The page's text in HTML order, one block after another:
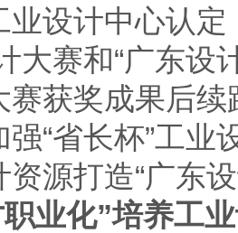
业设计中心认
大赛和“广东设
赛获奖成果后
强“省长杯”工
源打造“广东
业化”培养工